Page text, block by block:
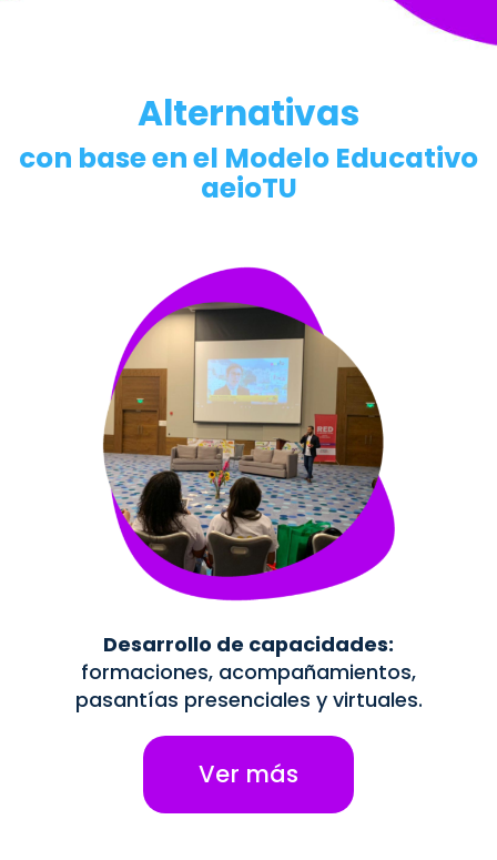
Alternativas
con base en el Modelo Educativo
aeioTU
Desarrollo de capacidades:
formaciones, acompañamientos,
pasantías presenciales y virtuales.
Ver más